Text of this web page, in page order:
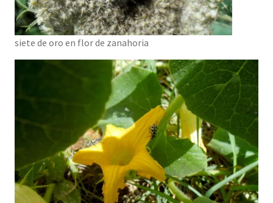
siete de oro en flor de zanahoria